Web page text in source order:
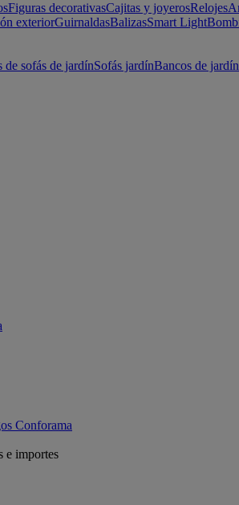
Figuras decorativasCajitas y joyerosRelojes
exteriorGuirnaldasBalizasSmart Light
de sofás de jardínSofás jardínBancos de jardín
Conforama
e importes